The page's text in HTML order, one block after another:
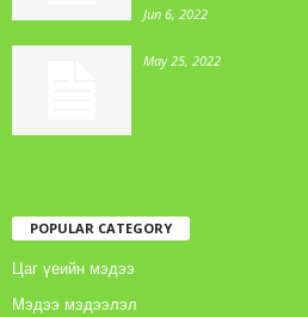
Jun 6, 2022
May 25, 2022
POPULAR CATEGORY
Цаг үеийн мэдээ
Мэдээ мэдээлэл